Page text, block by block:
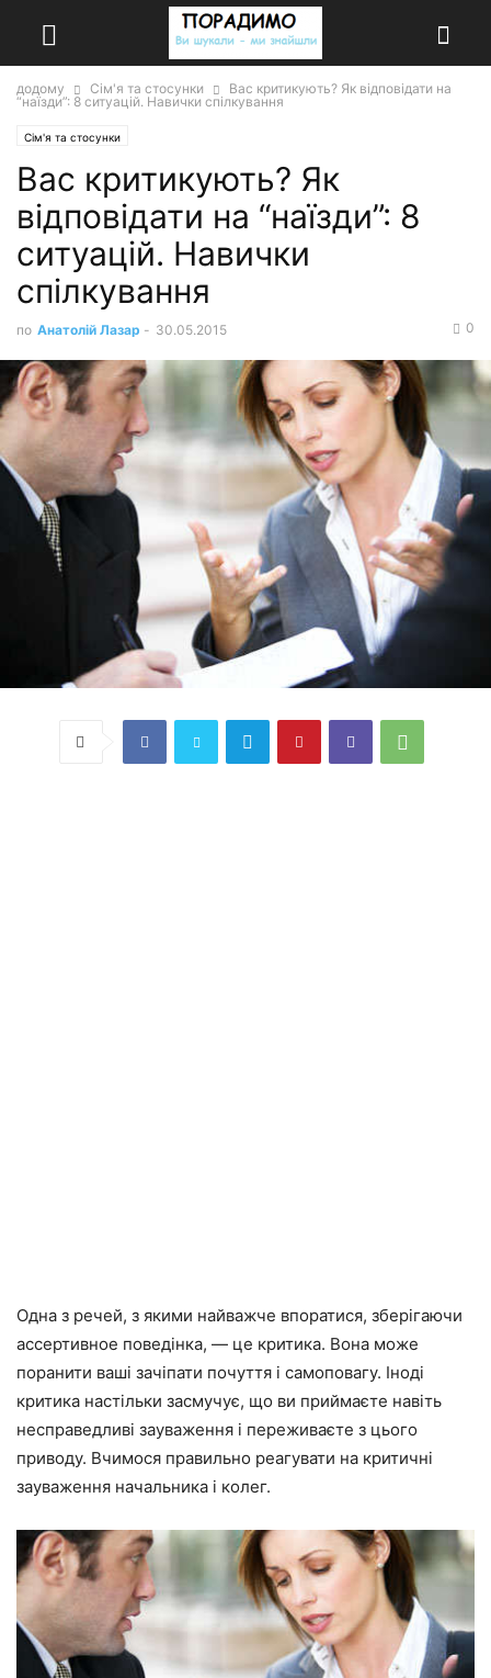
додому Сім'я та стосунки
Вас критикують? Як відповідати на
“наїзди”: 8 ситуацій. Навички спілкування
Сім'я та стосунки
Вас критикують? Як
відповідати на “наїзди”: 8
ситуацій. Навички
спілкування
по Анатолій Лазар - 30.05.2015 0
Одна з речей, з якими найважче впоратися, зберігаючи
ассертивное поведінка, — це критика. Вона може
поранити ваші зачіпати почуття і самоповагу. Іноді
критика настільки засмучує, що ви приймаєте навіть
несправедливі зауваження і переживаєте з цього
приводу. Вчимося правильно реагувати на критичні
зауваження начальника і колег.